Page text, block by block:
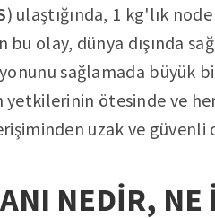
) ulaştığında, 1 kg'lık
bu olay, dünya dışında
sağlamada büyük
ötesinde ve
uzak ve güvenli
NEDİR, NE